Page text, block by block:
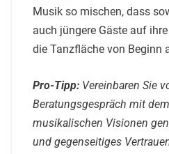
Musik so mischen, dass
auch jüngere Gäste auf
die Tanzfläche von Beginn
Pro-Tipp: Vereinbaren Sie
Beratungsgespräch mit
musikalischen Visionen
und gegenseitiges